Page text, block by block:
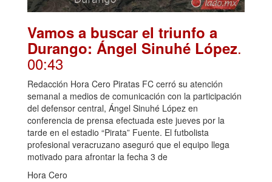
Vamos a buscar el triunfo a
Durango: Ángel Sinuhé López.
00:43
Redacción Hora Cero Piratas FC cerró su atención
semanal a medios de comunicación con la participación
del defensor central, Ángel Sinuhé López en
conferencia de prensa efectuada este jueves por la
tarde en el estadio “Pirata” Fuente. El futbolista
profesional veracruzano aseguró que el equipo llega
motivado para afrontar la fecha 3 de
Hora Cero